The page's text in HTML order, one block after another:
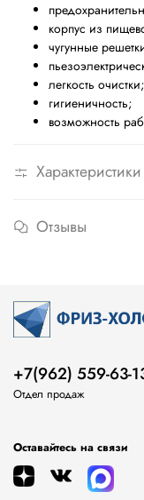
корпус из
чугунные
легкость очистки;
гигиеничность;
возможность
Характеристики
Отзывы
+7(962) 559-63-
Отдел продаж
Оставайтесь на связи